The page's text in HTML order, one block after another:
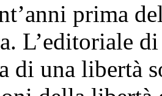
prima
L’editoriale
di una libertà